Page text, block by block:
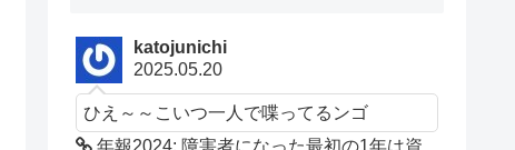
katojunichi
2025.05.20
ひえ～～こいつ一人で喋ってるンゴ
年報2024: 障害者になった最初の1年は資